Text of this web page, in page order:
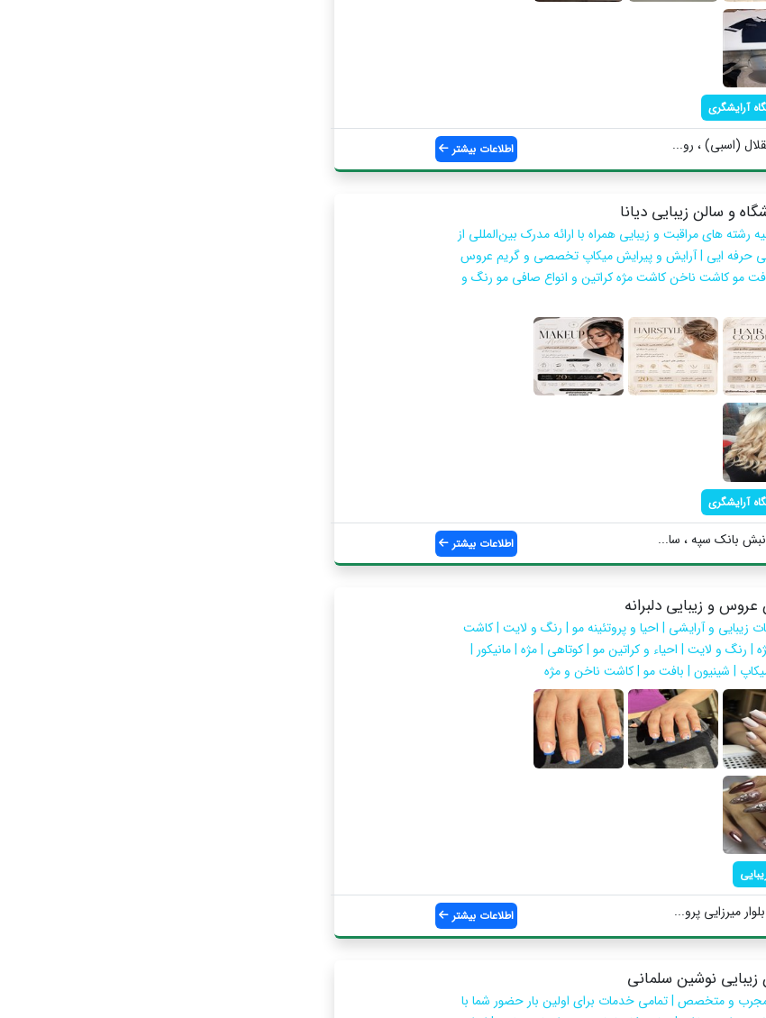
آرایشگری
(اسبی) ، رو... اطلاعات بیشتر
و سالن زیبایی دیانا
رشته های مراقبت و زیبایی همراه با ارائه مدرک بین‌المللی از
حرفه ایی | آرایش و پیرایش میکاپ تخصصی و گریم عروس
مو کاشت ناخن کاشت مژه کراتین و انواع صافی مو رنگ و
آرایشگری
بانک سپه ، سا... اطلاعات بیشتر
عروس و زیبایی دلبرانه
زیبایی و آرایشی | احیا و پروتئینه مو | رنگ و لایت | کاشت
| رنگ و لایت | احیاء و کراتین مو | کوتاهی | مژه | مانیکور |
| شینیون | بافت مو | کاشت ناخن و مژه
میرزایی پرو... اطلاعات بیشتر
زیبایی نوشین سلمانی
مجرب و متخصص | تمامی خدمات برای اولین بار حضور شما با